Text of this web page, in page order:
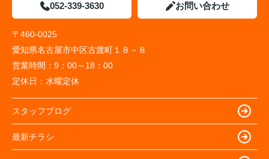
052-339-3630 お問い合わせ
〒460-0025
愛知県名古屋市中区古渡町１８－８
営業時間： 9：00～18：00
定休日： 水曜定休
スタッフブログ
最新チラシ